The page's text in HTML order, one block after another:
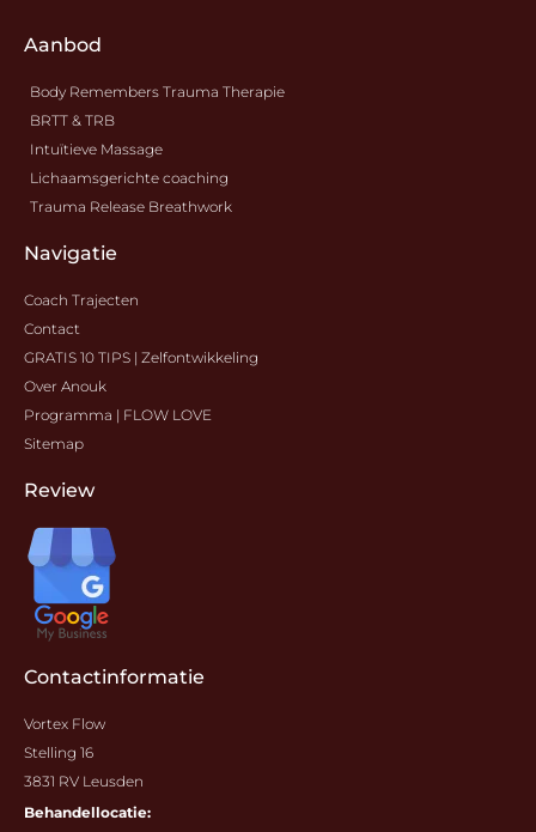
Aanbod
Body Remembers Trauma Therapie
BRTT & TRB
Intuïtieve Massage
Lichaamsgerichte coaching
Trauma Release Breathwork
Navigatie
Coach Trajecten
Contact
GRATIS 10 TIPS | Zelfontwikkeling
Over Anouk
Programma | FLOW LOVE
Sitemap
Review
Contactinformatie
Vortex Flow
Stelling 16
3831 RV Leusden
Behandellocatie: